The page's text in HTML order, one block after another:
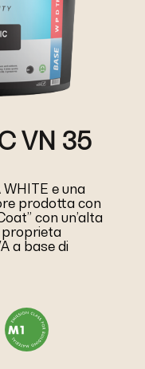
VN 35
WHITE e una
prodotta con
con un’alta
proprieta
a base di